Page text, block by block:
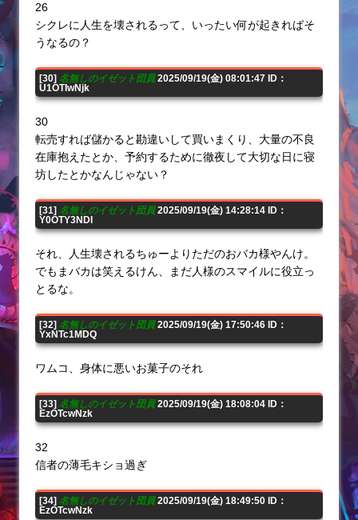
26
シクレに人生を壊されるって、いったい何が起きればそ
うなるの？
[30] 名無しのイゼット団員2025/09/19(金) 08:01:47 ID：
U1OTIwNjk
30
転売すれば儲かると勘違いして買いまくり、大量の不良
在庫抱えたとか、予約するために徹夜して大切な日に寝
坊したとかなんじゃない？
[31] 名無しのイゼット団員2025/09/19(金) 14:28:14 ID：
Y0OTY3NDI
それ、人生壊されるちゅーよりただのおバカ様やんけ。
でもまバカは笑えるけん、まだ人様のスマイルに役立っ
とるな。
[32] 名無しのイゼット団員2025/09/19(金) 17:50:46 ID：
YxNTc1MDQ
ワムコ、身体に悪いお菓子のそれ
[33] 名無しのイゼット団員2025/09/19(金) 18:08:04 ID：
EzOTcwNzk
32
信者の薄毛キショ過ぎ
[34] 名無しのイゼット団員2025/09/19(金) 18:49:50 ID：
EzOTcwNzk